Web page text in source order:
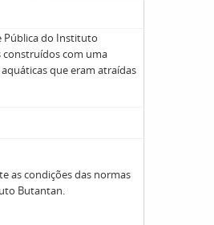
Pública do Instituto
construídos com uma
que eram atraídas
as condições das normas
Butantan.